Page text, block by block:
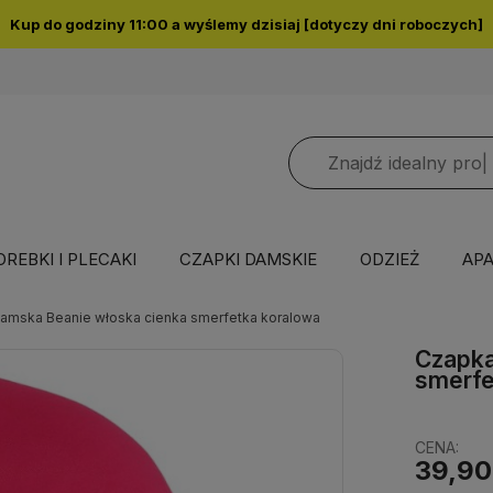
Kup do godziny 11:00 a wyślemy dzisiaj [dotyczy dni roboczych]
I PLECAKI CZAPKI DAMSKIE ODZIEŻ
Beanie włoska cienka smerfetka koralowa
CENA:
39,90